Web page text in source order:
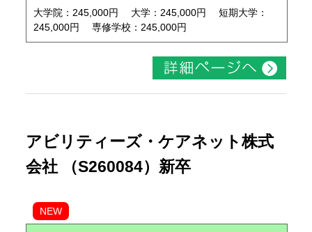
大学院：245,000円 大学：245,000円 短期大学：
245,000円 専修学校：245,000円
アビリティーズ・ケアネット株式
会社 （S260084）新卒
NEW